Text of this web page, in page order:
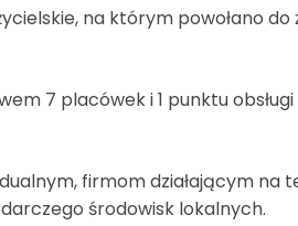
na którym powołano do
7 placówek i 1 punktu
firmom działającym na
środowisk lokalnych.